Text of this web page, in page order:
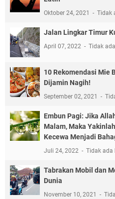
Oktober 24, 2021 Tidak
Jalan Lingkar Timur
April 07, 2022 Tidak
10 Rekomendasi Mie
Dijamin Nagih!
September 02, 2021
Embun Pagi: Jika
Malam, Maka
Kecewa Menjadi
Juli 24, 2022 Tidak ada
Tabrakan Mobil dan
Dunia
November 10, 2021